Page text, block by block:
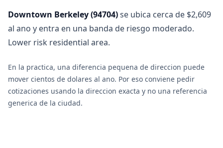
Downtown Berkeley(94704)se ubica cerca de $2,609
al ano y entra en una banda de riesgo moderado.
Lower risk residential area.
En la practica, una diferencia pequena de direccion puede
mover cientos de dolares al ano. Por eso conviene pedir
cotizaciones usando la direccion exacta y no una referencia
generica de la ciudad.